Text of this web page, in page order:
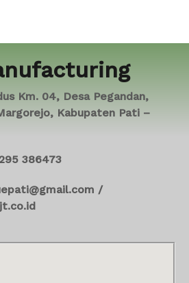
Km. 04, Desa Pegandan,
Kabupaten Pati –
386473
/